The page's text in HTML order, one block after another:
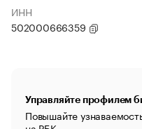
ИНН
502000666359
Управляйте профилем
Повышайте